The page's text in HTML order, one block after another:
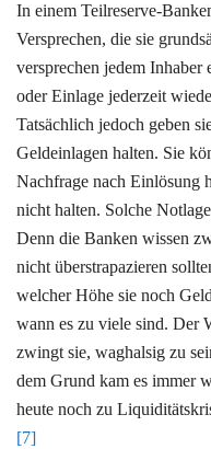
In einem Teilreserve-
Versprechen, die sie
versprechen jedem Inhaber
oder Einlage jederzeit
Tatsächlich jedoch geben
Geldeinlagen halten. Sie
Nachfrage nach Einlösung
nicht halten. Solche
Denn die Banken wissen
nicht überstrapazieren
welcher Höhe sie noch
wann es zu viele sind. Der
zwingt sie, waghalsig zu
dem Grund kam es immer
heute noch zu
[7]